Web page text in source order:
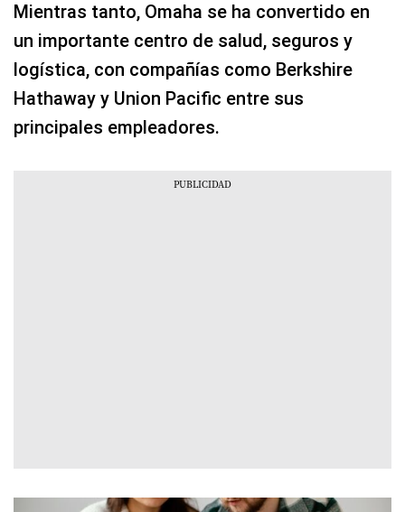
Mientras tanto, Omaha se ha convertido en
un importante centro de salud, seguros y
logística, con compañías como Berkshire
Hathaway y Union Pacific entre sus
principales empleadores.